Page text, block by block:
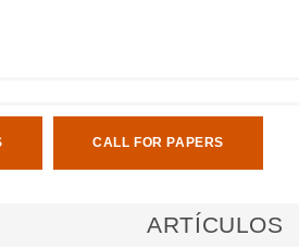
CALL FOR PAPERS
ARTÍCULOS